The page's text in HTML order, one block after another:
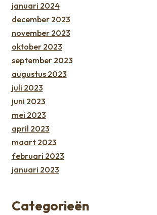
januari 2024
december 2023
november 2023
oktober 2023
september 2023
augustus 2023
juli 2023
juni 2023
mei 2023
april 2023
maart 2023
februari 2023
januari 2023
Categorieën